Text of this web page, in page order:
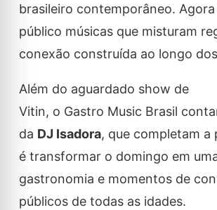
brasileiro contemporâneo.
público músicas que misturam
conexão construída ao longo
Além do aguardado show de
Vitin, o Gastro Music Brasil
da DJ Isadora, que completam a
é transformar o domingo em
gastronomia e momentos de
públicos de todas as idades.